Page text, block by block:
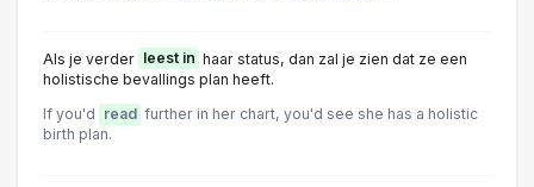
Als je verder leest in haar status, dan zal je zien dat ze een
holistische bevallings plan heeft.
If you'd read further in her chart, you'd see she has a holistic
birth plan.